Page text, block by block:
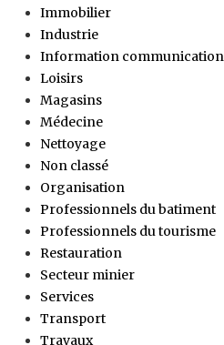
Immobilier
Industrie
Information communication
Loisirs
Magasins
Médecine
Nettoyage
Non classé
Organisation
Professionnels du batiment
Professionnels du tourisme
Restauration
Secteur minier
Services
Transport
Travaux